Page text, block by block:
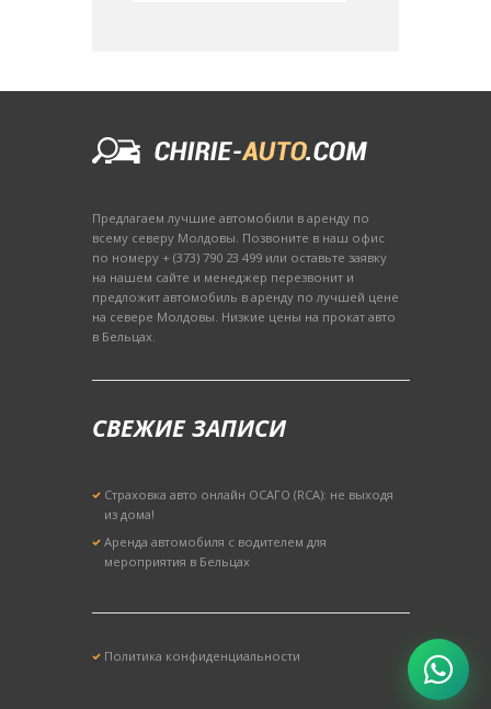
Предлагаем лучшие автомобили в аренду по
всему северу Молдовы. Позвоните в наш офис
по номеру + (373) 790 23 499 или оставьте заявку
на нашем сайте и менеджер перезвонит и
предложит автомобиль в аренду по лучшей цене
на севере Молдовы. Низкие цены на прокат авто
в Бельцах.
СВЕЖИЕ ЗАПИСИ
Страховка авто онлайн ОСАГО (RCA): не выходя
из дома!
Аренда автомобиля с водителем для
мероприятия в Бельцах
Политика конфиденциальности